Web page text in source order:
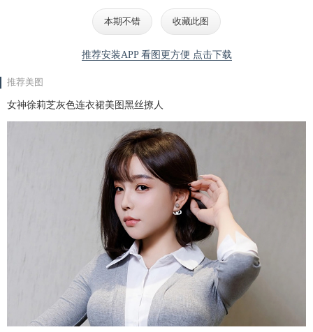
本期不错 收藏此图
推荐安装APP 看图更方便 点击下载
推荐美图
女神徐莉芝灰色连衣裙美图黑丝撩人